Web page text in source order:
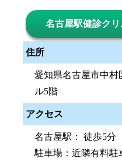
名古屋駅健診ク
住所
愛知県名古屋市中村
ル5階
アクセス
名古屋駅： 徒歩5分
駐車場：近隣有料駐